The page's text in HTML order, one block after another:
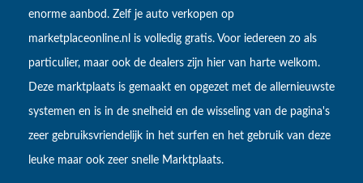
enorme aanbod. Zelf je auto verkopen op
marketplaceonline.nl is volledig gratis. Voor iedereen zo als
particulier, maar ook de dealers zijn hier van harte welkom.
Deze marktplaats is gemaakt en opgezet met de allernieuwste
systemen en is in de snelheid en de wisseling van de pagina's
zeer gebruiksvriendelijk in het surfen en het gebruik van deze
leuke maar ook zeer snelle Marktplaats.